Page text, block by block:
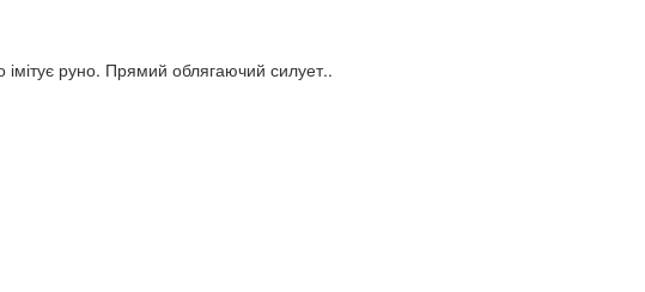
імітує руно. Прямий облягаючий силует..